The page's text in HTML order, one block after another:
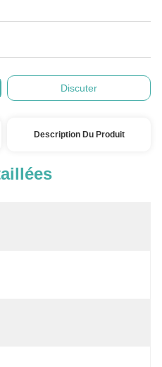
Discuter
Description Du Produit